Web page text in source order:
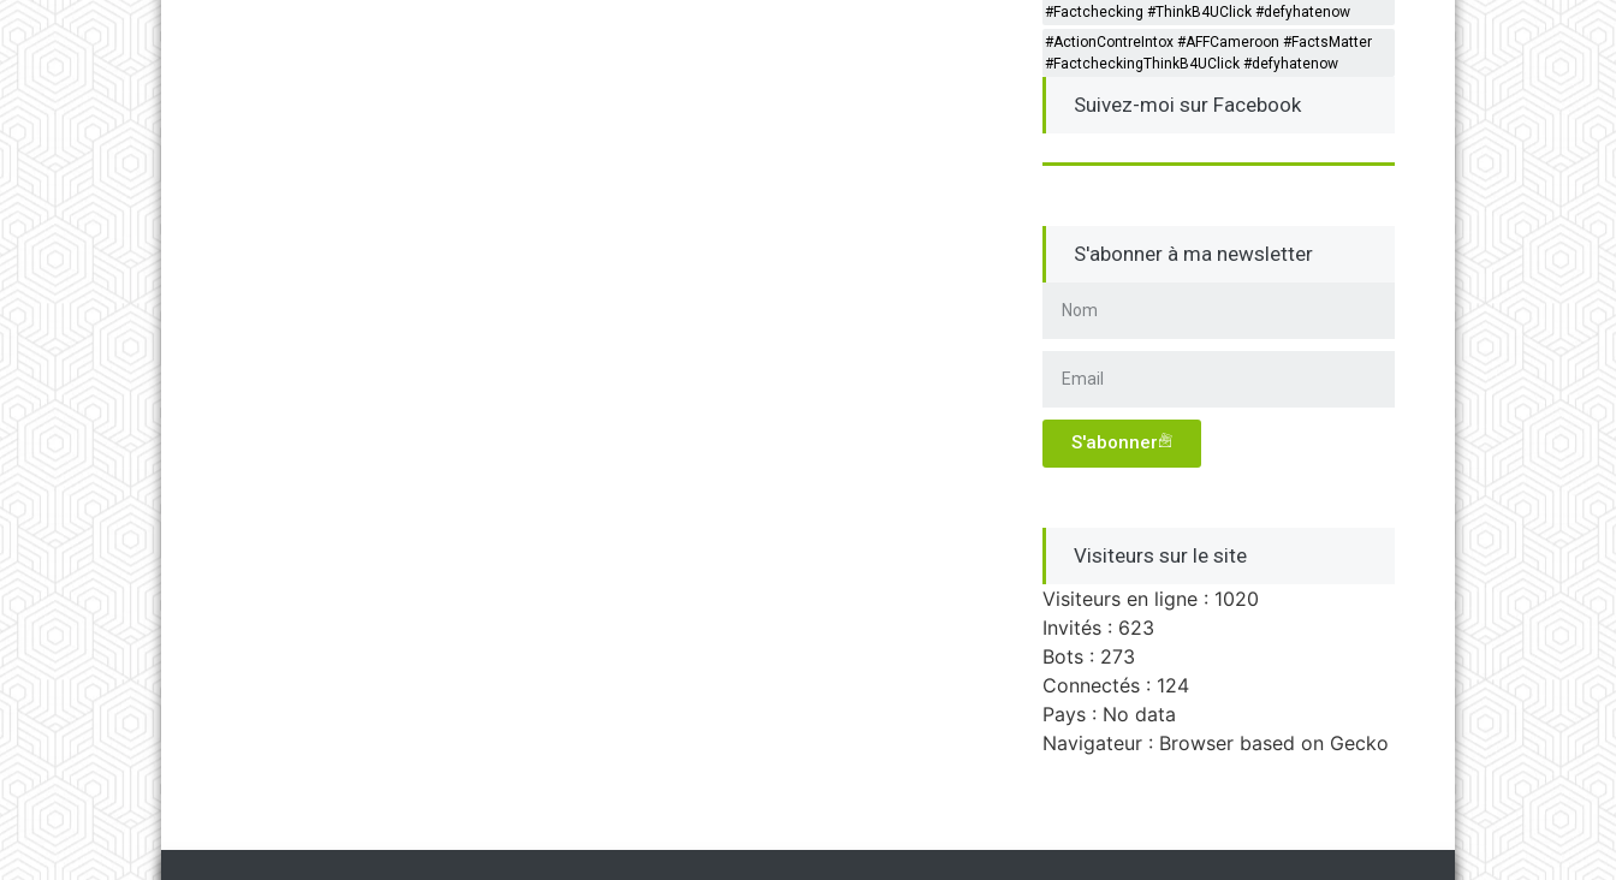
#Factchecking #ThinkB4UClick #defyhatenow
#ActionContreIntox #AFFCameroon #FactsMatter
#FactcheckingThinkB4UClick #defyhatenow
Suivez-moi sur Facebook
S'abonner à ma newsletter
S'abonner
Visiteurs sur le site
Visiteurs en ligne : 1020
Invités : 623
Bots : 273
Connectés : 124
Pays : No data
Navigateur : Browser based on Gecko